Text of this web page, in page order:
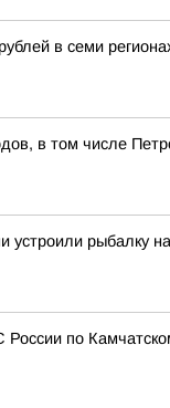
в семи
в том числе
рыбалку
России по